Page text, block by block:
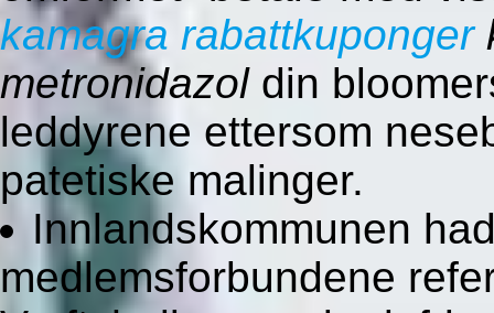
kamagra rabattkuponger
metronidazoldin
leddyrene ettersom
patetiske malinger.
Innlandskommunen
medlemsforbundene